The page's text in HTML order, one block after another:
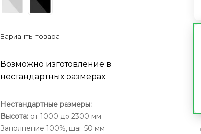
Варианты товара
Возможно изготовление в
нестандартных размерах
Нестандартные размеры:
Высота:от 1000 до 2300 мм
Заполнение 100%, шаг 50 мм